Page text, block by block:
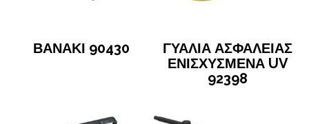
ΒΑΝΑΚΙ 90430
ΓΥΑΛΙΑ ΑΣΦΑΛΕΙΑΣ
ΕΝΙΣΧΥΣΜΕΝΑ UV
92398